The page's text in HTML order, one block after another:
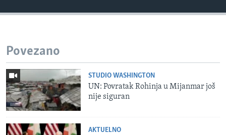
Povezano
STUDIO WASHINGTON
UN: Povratak Rohinja u Mijanmar još
nije siguran
AKTUELNO